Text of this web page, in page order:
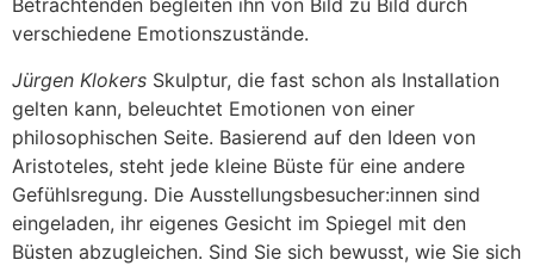
Betrachtenden begleiten ihn von Bild zu Bild durch
verschiedene Emotionszustände.
Jürgen Klokers Skulptur, die fast schon als Installation
gelten kann, beleuchtet Emotionen von einer
philosophischen Seite. Basierend auf den Ideen von
Aristoteles, steht jede kleine Büste für eine andere
Gefühlsregung. Die Ausstellungsbesucher:innen sind
eingeladen, ihr eigenes Gesicht im Spiegel mit den
Büsten abzugleichen. Sind Sie sich bewusst, wie Sie sich